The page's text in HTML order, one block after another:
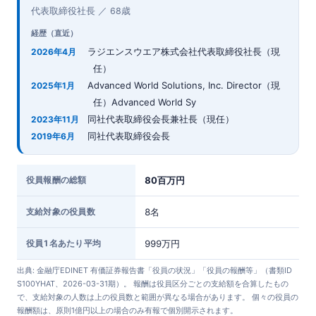
代表取締役社長 ／ 68歳
経歴（直近）
2026年4月
ラジエンスウエア株式会社代表取締役社長（現
任）
2025年1月
Advanced World Solutions, Inc. Director（現
任）Advanced World Sy
2023年11月 同社代表取締役会長兼社長（現任）
2019年6月 同社代表取締役会長
役員報酬の総額 80百万円
支給対象の役員数 8名
役員1名あたり平均 999万円
出典: 金融庁EDINET 有価証券報告書「役員の状況」「役員の報酬等」（書類ID
S100YHAT、2026-03-31期）。 報酬は役員区分ごとの支給額を合算したもの
で、支給対象の人数は上の役員数と範囲が異なる場合があります。 個々の役員の
報酬額は、原則1億円以上の場合のみ有報で個別開示されます。